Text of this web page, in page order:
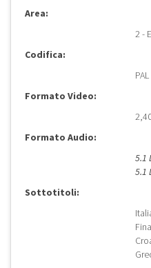
Area:
2 -
Codifica:
PAL
Formato Video:
Formato Audio:
5.1
5.1
Sottotitoli: